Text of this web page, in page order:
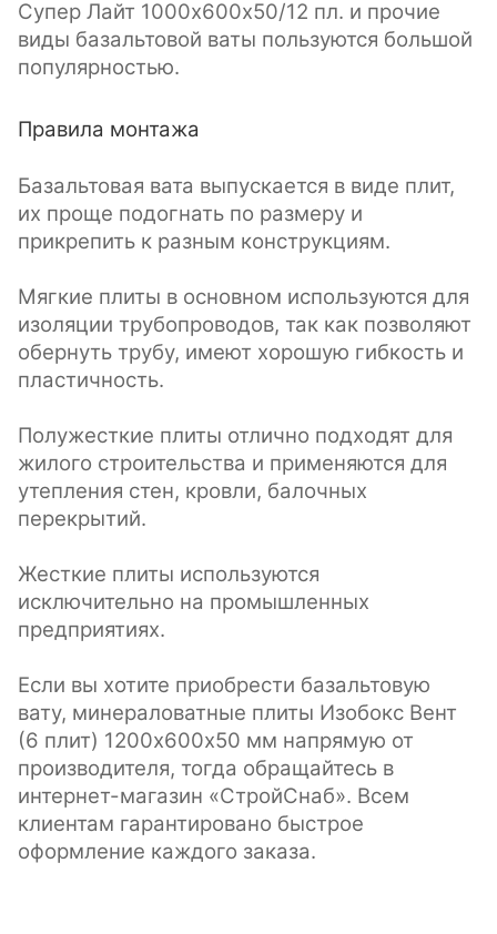
Супер Лайт 1000х600х50/12 пл. и прочие
виды базальтовой ваты пользуются большой
популярностью.
Правила монтажа
Базальтовая вата выпускается в виде плит,
их проще подогнать по размеру и
прикрепить к разным конструкциям.
Мягкие плиты в основном используются для
изоляции трубопроводов, так как позволяют
обернуть трубу, имеют хорошую гибкость и
пластичность.
Полужесткие плиты отлично подходят для
жилого строительства и применяются для
утепления стен, кровли, балочных
перекрытий.
Жесткие плиты используются
исключительно на промышленных
предприятиях.
Если вы хотите приобрести базальтовую
вату, минераловатные плиты Изобокс Вент
(6 плит) 1200х600х50 мм напрямую от
производителя, тогда обращайтесь в
интернет-магазин «СтройСнаб». Всем
клиентам гарантировано быстрое
оформление каждого заказа.